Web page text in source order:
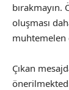
bırakmayın.
oluşması
muhtemelen
Çıkan